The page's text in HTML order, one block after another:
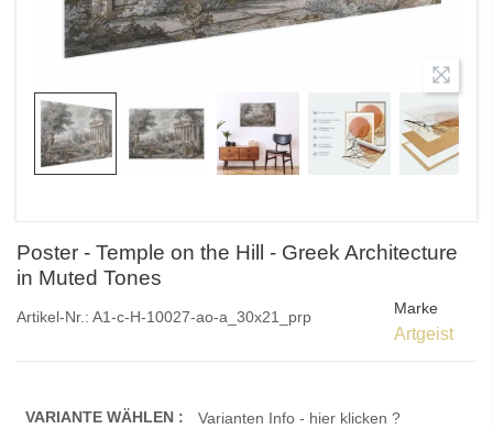
Poster - Temple on the Hill - Greek Architecture
in Muted Tones
Artikel-Nr.: A1-c-H-10027-ao-a_30x21_prp Marke
Artgeist
VARIANTE WÄHLEN : Varianten Info - hier klicken ?